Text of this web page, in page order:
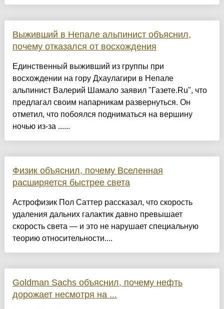
Выживший в Непале альпинист объяснил,
почему отказался от восхождения
Единственный выживший из группы при
восхождении на гору Дхаулагири в Непале
альпинист Валерий Шамало заявил "Газете.Ru", что
предлагал своим напарникам развернуться. Он
отметил, что побоялся подниматься на вершину
ночью из-за ......
Физик объяснил, почему Вселенная
расширяется быстрее света
Астрофизик Пол Саттер рассказал, что скорость
удаления дальних галактик давно превышает
скорость света — и это не нарушает специальную
теорию относительности....
Goldman Sachs объяснил, почему нефть
дорожает несмотря на ...